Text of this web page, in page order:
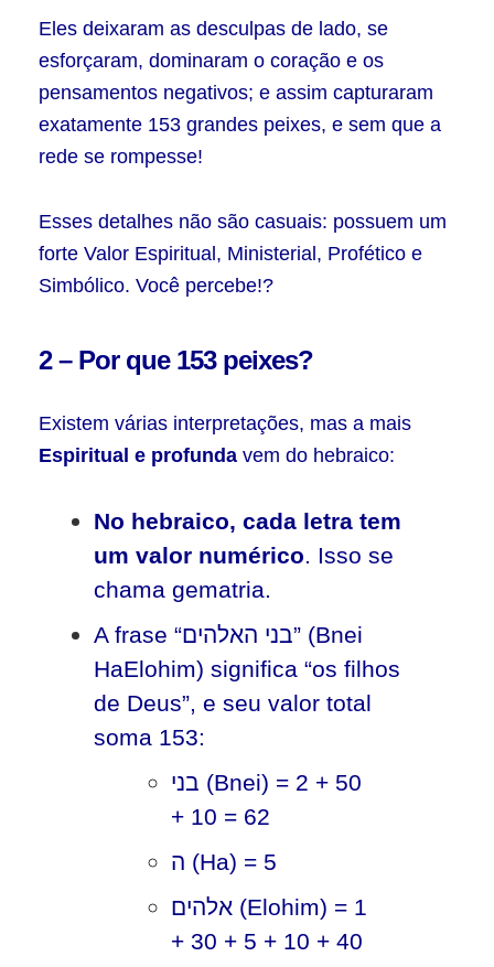
Eles deixaram as desculpas de lado, se
esforçaram, dominaram o coração e os
pensamentos negativos; e assim capturaram
exatamente 153 grandes peixes, e sem que a
rede se rompesse!
Esses detalhes não são casuais: possuem um
forte Valor Espiritual, Ministerial, Profético e
Simbólico. Você percebe!?
2 – Por que 153 peixes?
Existem várias interpretações, mas a mais
Espiritual e profunda vem do hebraico:
No hebraico, cada letra tem
um valor numérico. Isso se
chama gematria.
A frase “בני האלהים” (Bnei
HaElohim) significa “os filhos
de Deus”, e seu valor total
soma 153:
בני (Bnei) = 2 + 50
+ 10 = 62
ה (Ha) = 5
אלהים (Elohim) = 1
+ 30 + 5 + 10 + 40